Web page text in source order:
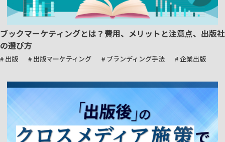
ブックマーケティングとは？費用、メリットと注意点、出版社
の選び方
# 出版 # 出版マーケティング # ブランディング手法 # 企業出版